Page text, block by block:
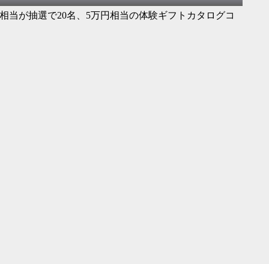
が抽選で20名、5万円相当の体験ギフトカタログコ